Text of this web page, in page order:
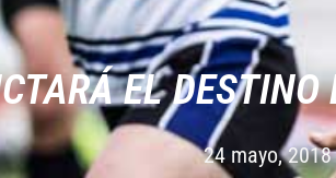
EL
24 mayo, 2018